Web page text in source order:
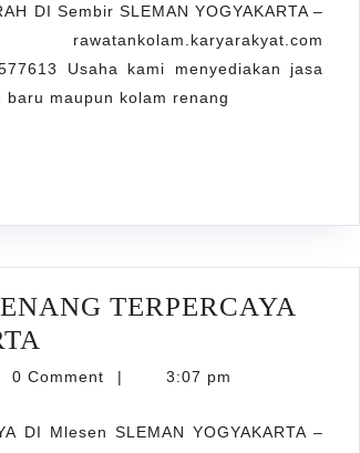
RENANG
TERMURAH
DI
Sembir
DI Sembir SLEMAN YOGYAKARTA –
Usaha kami menyediakan jasa
maupun kolam renang
TERPERCAYA
PENJERNIHAN
RENANG
0 Comment | 3:07 pm
DI Mlesen SLEMAN YOGYAKARTA –